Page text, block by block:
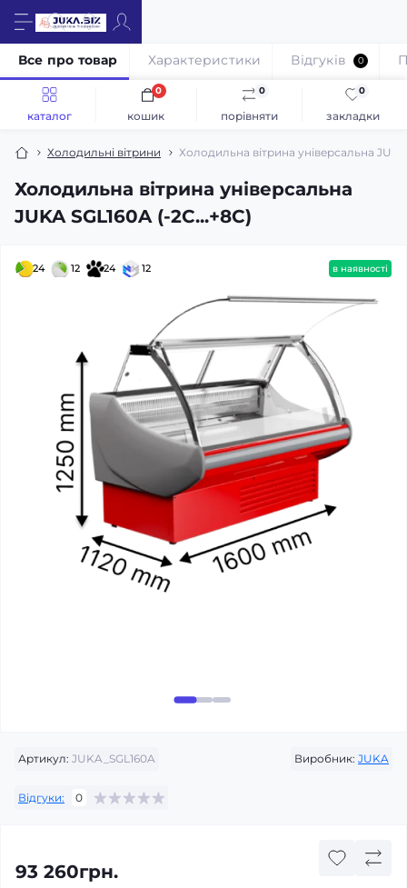
каталог порівняти
0
закладки
0
кошик
0
Холодильні вітрини Холодильна вітрина універсальна
Холодильна вітрина універсальна
JUKA SGL160A (-2C...+8C)
Все про товар Характеристики Відгуків 0
24 12 24 12 в наявності
Артикул: JUKA_SGL160A Виробник: JUKA
Відгуки: 0
93 260грн.